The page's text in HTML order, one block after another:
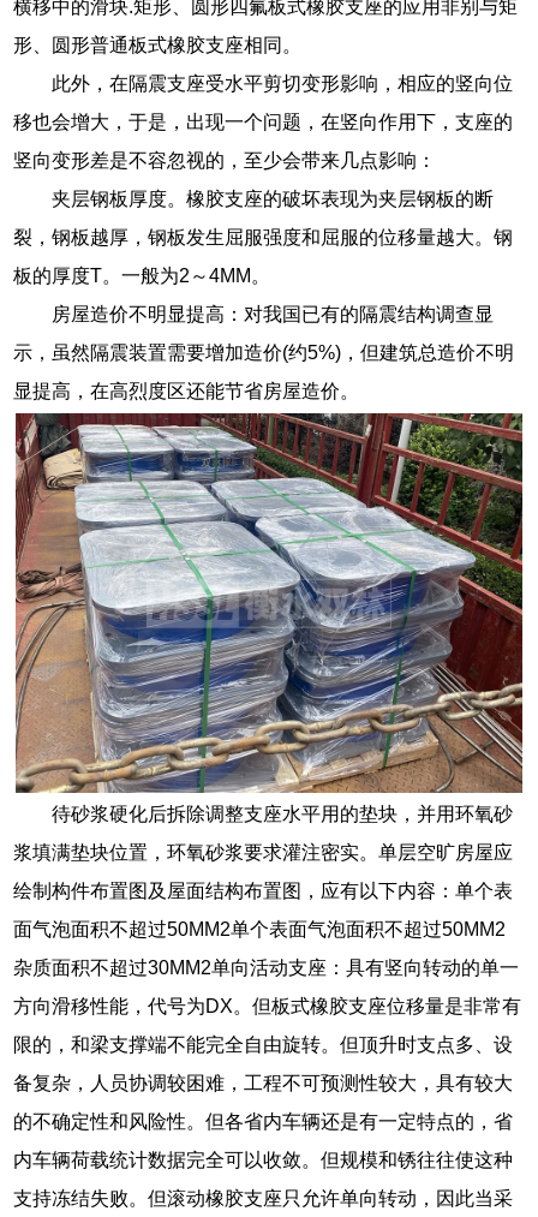
横移中的滑块.矩形、圆形四氟板式橡胶支座的应用非别与矩
形、圆形普通板式橡胶支座相同。
此外，在隔震支座受水平剪切变形影响，相应的竖向位
移也会增大，于是，出现一个问题，在竖向作用下，支座的
竖向变形差是不容忽视的，至少会带来几点影响：
夹层钢板厚度。橡胶支座的破坏表现为夹层钢板的断
裂，钢板越厚，钢板发生屈服强度和屈服的位移量越大。钢
板的厚度T。一般为2～4MM。
房屋造价不明显提高：对我国已有的隔震结构调查显
示，虽然隔震装置需要增加造价(约5%)，但建筑总造价不明
显提高，在高烈度区还能节省房屋造价。
待砂浆硬化后拆除调整支座水平用的垫块，并用环氧砂
浆填满垫块位置，环氧砂浆要求灌注密实。单层空旷房屋应
绘制构件布置图及屋面结构布置图，应有以下内容：单个表
面气泡面积不超过50MM2单个表面气泡面积不超过50MM2
杂质面积不超过30MM2单向活动支座：具有竖向转动的单一
方向滑移性能，代号为DX。但板式橡胶支座位移量是非常有
限的，和梁支撑端不能完全自由旋转。但顶升时支点多、设
备复杂，人员协调较困难，工程不可预测性较大，具有较大
的不确定性和风险性。但各省内车辆还是有一定特点的，省
内车辆荷载统计数据完全可以收敛。但规模和锈往往使这种
支持冻结失败。但滚动橡胶支座只允许单向转动，因此当采